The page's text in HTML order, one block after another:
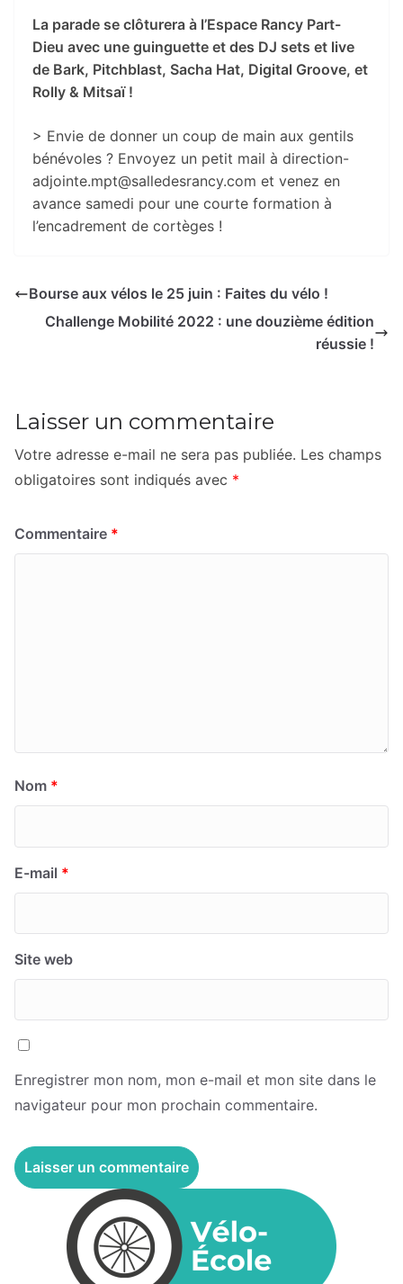
La parade se clôturera à l’Espace Rancy Part-
Dieu avec une guinguette et des DJ sets et live
de Bark, Pitchblast, Sacha Hat, Digital Groove, et
Rolly & Mitsaï !
> Envie de donner un coup de main aux gentils
bénévoles ? Envoyez un petit mail à direction-
adjointe.mpt@salledesrancy.com et venez en
avance samedi pour une courte formation à
l’encadrement de cortèges !
Bourse aux vélos le 25 juin : Faites du vélo !
Challenge Mobilité 2022 : une douzième édition
réussie !
Laisser un commentaire
Votre adresse e-mail ne sera pas publiée. Les champs
obligatoires sont indiqués avec *
Commentaire *
Nom *
E-mail *
Site web
Enregistrer mon nom, mon e-mail et mon site dans le
navigateur pour mon prochain commentaire.